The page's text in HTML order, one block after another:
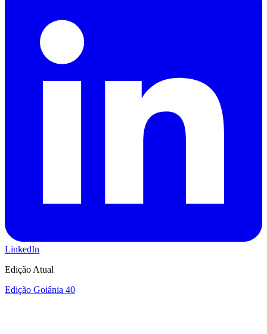
LinkedIn
Edição Atual
Edição Goiânia 40